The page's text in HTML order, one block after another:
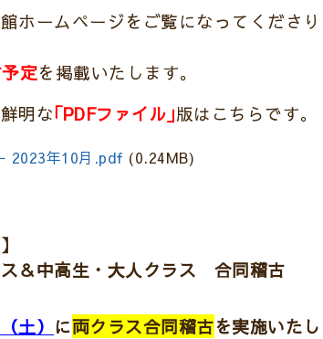
ホームページをご覧になってくださ
定を掲載いたします。
明な｢PDFファイル｣版はこちらです。
2023年10月.pdf (0.24MB)
＆中高生・大人クラス 合同稽古
土） に両クラス合同稽古を実施いた